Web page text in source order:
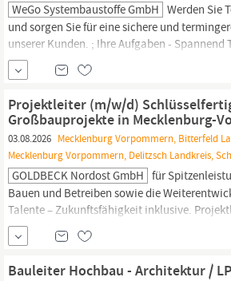
WeGo Systembaustoffe GmbH Werden Sie
und sorgen Sie für eine sichere und
unserer Kunden. ; Ihre Aufgaben - Spannend
Nahverkehr mittels softwaregestützter
Fahren eines LKW und Entladung per
freundliche Belieferung unserer Kunden auf
Entladen der LKW mit...
Projektleiter (m/w/d)
Großbauprojekte in Mecklenburg-
03.08.2026 Mecklenburg Vorpommern, Bitterfeld
Mecklenburg Vorpommern, Delitzsch Landkreis,
GOLDBECK Nordost GmbH für
Bauen und Betreiben sowie die
Talente – Zukunftsfähigkeit inklusive.
Schlüsselfertiger Hochbau für
Vorpommern
Bringen Sie Visionen zum
(m/w/d) verantworten Sie anspruchsvolle
Bauleiter Hochbau - Architektur /